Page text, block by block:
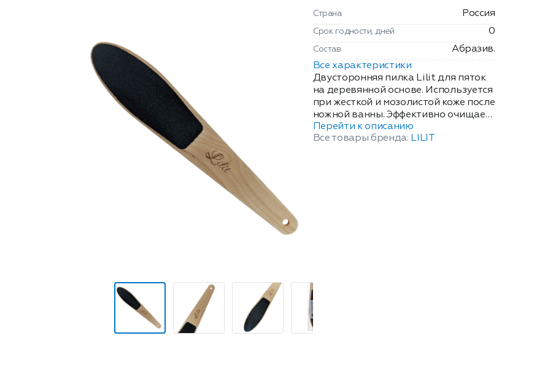
Страна Россия
Срок годности, дней 0
Состав
Абразив.
Все характеристики
Двусторонняя пилка Lilit для пяток
на деревянной основе. Используется
при жесткой и мозолистой коже после
ножной ванны. Эффективно очищает
загрубевшие участки, избавляет от
натоптышей, возвращает пяточкам
Перейти к описанию
Все товары бренда: LILIT